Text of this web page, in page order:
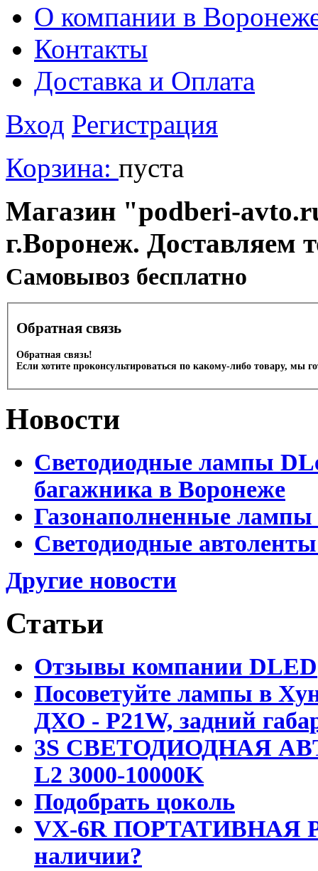
О компании в
Контакты
Доставка и Оплата
Вход Регистрация
Корзина: пуста
Магазин "podberi-
г.Воронеж. Доставляем
Cамовывоз бесплатно
Обратная связь
Обратная связь!
Если хотите проконсультироваться по какому-либо товару, мы
Новости
Светодиодные лампы
багажника в Воронеже
Газонаполненные
Светодиодные
Другие новости
Статьи
Отзывы компании DLED
Посоветуйте лампы в
ДХО - P21W, задний
3S СВЕТОДИОДНАЯ
L2 3000-10000K
Подобрать цоколь
VX-6R ПОРТАТИВНАЯ
наличии?